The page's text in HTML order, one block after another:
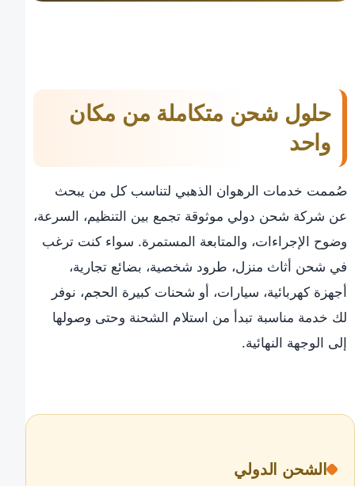
حلول شحن متكاملة من مكان
واحد
صُممت خدمات الرهوان الذهبي لتناسب كل من يبحث
عن شركة شحن دولي موثوقة تجمع بين التنظيم، السرعة،
وضوح الإجراءات، والمتابعة المستمرة. سواء كنت ترغب
في شحن أثاث منزل، طرود شخصية، بضائع تجارية،
أجهزة كهربائية، سيارات، أو شحنات كبيرة الحجم، نوفر
لك خدمة مناسبة تبدأ من استلام الشحنة وحتى وصولها
إلى الوجهة النهائية.
الشحن الدولي